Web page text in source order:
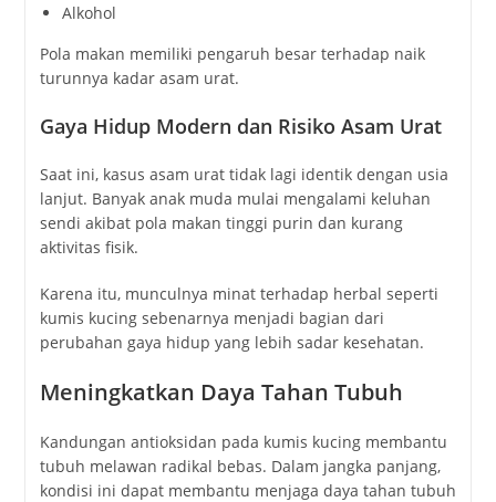
Alkohol
Pola makan memiliki pengaruh besar terhadap naik
turunnya kadar asam urat.
Gaya Hidup Modern dan Risiko Asam Urat
Saat ini, kasus asam urat tidak lagi identik dengan usia
lanjut. Banyak anak muda mulai mengalami keluhan
sendi akibat pola makan tinggi purin dan kurang
aktivitas fisik.
Karena itu, munculnya minat terhadap herbal seperti
kumis kucing sebenarnya menjadi bagian dari
perubahan gaya hidup yang lebih sadar kesehatan.
Meningkatkan Daya Tahan Tubuh
Kandungan antioksidan pada kumis kucing membantu
tubuh melawan radikal bebas. Dalam jangka panjang,
kondisi ini dapat membantu menjaga daya tahan tubuh